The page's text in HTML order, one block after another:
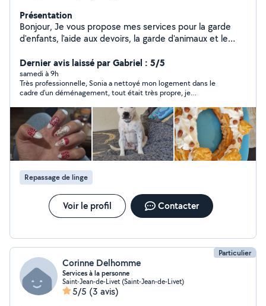
Présentation
Bonjour, Je vous propose mes services pour la garde
d'enfants, l'aide aux devoirs, la garde d'animaux et le
Dernier avis laissé par Gabriel : 5/5
samedi à 9h
Très professionnelle, Sonia a nettoyé mon logement dans le
cadre d’un déménagement, tout était très propre, je
Repassage de linge
Voir le profil Contacter
Particulier
Corinne Delhomme
Services à la personne
Saint-Jean-de-Livet (Saint-Jean-de-Livet)
5/5 (3 avis)